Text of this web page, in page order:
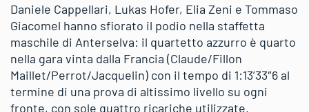
Daniele Cappellari, Lukas Hofer, Elia Zeni e Tommaso
Giacomel hanno sfiorato il podio nella staffetta
maschile di Anterselva: il quartetto azzurro è quarto
nella gara vinta dalla Francia (Claude/Fillon
Maillet/Perrot/Jacquelin) con il tempo di 1:13’33″6 al
termine di una prova di altissimo livello su ogni
fronte, con sole quattro ricariche utilizzate.